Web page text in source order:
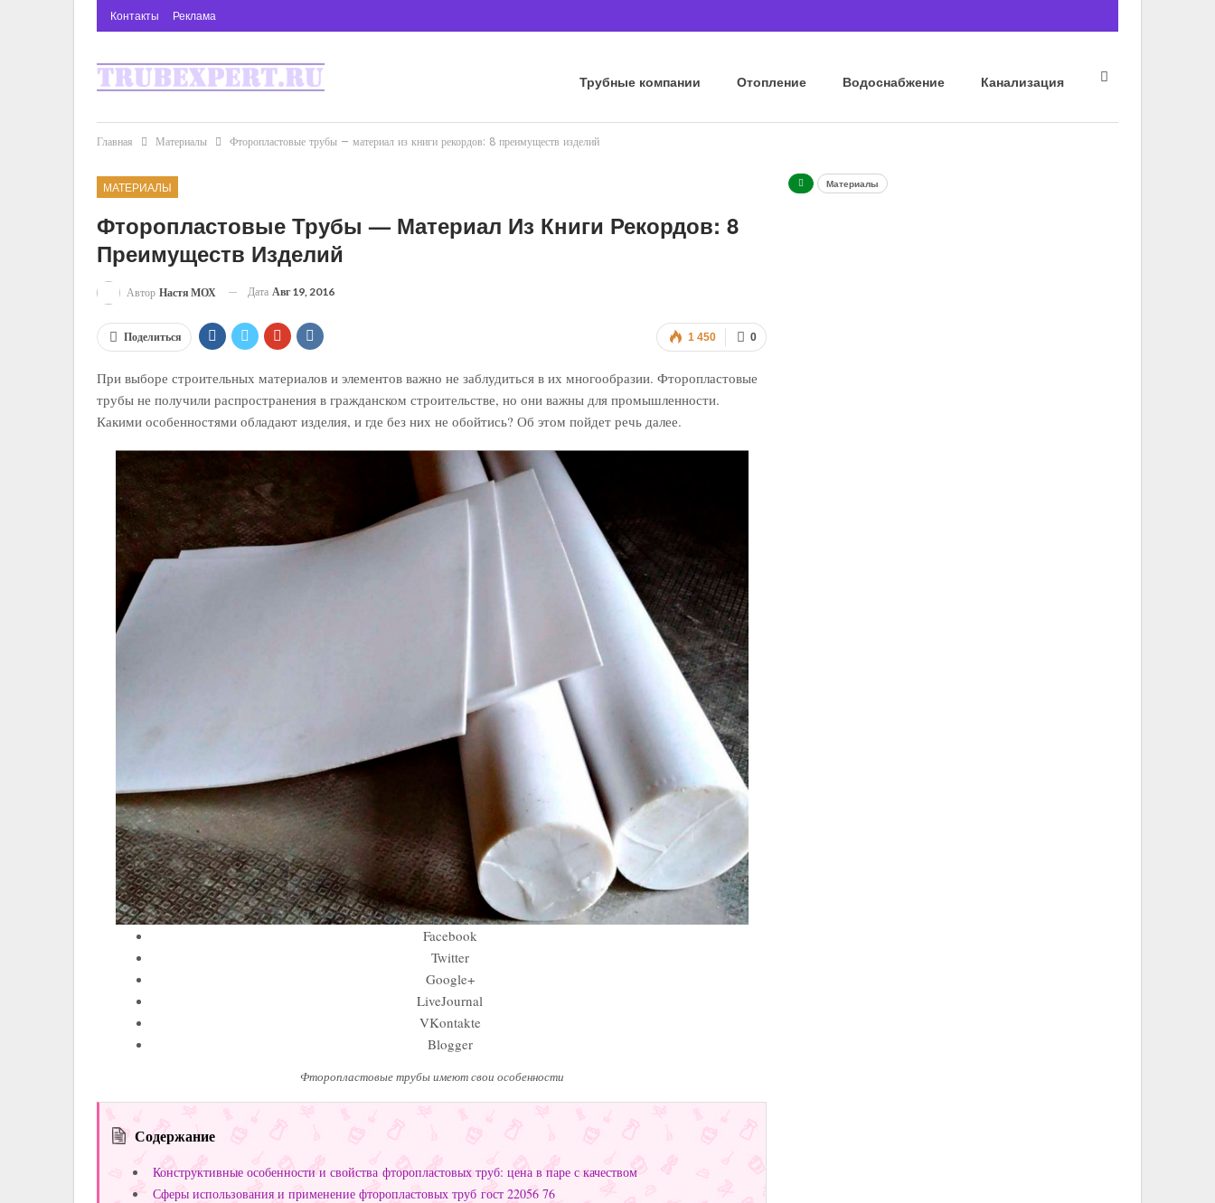
Контакты Реклама
Трубные компании Отопление Водоснабжение Канализация
Главная Материалы Фторопластовые трубы — материал из книги рекордов: 8 преимуществ изделий
МАТЕРИАЛЫ
Фторопластовые Трубы — Материал Из Книги Рекордов: 8
Преимуществ Изделий
Автор Настя МОХ Дата Авг 19, 2016
0
1 450
Поделиться
При выборе строительных материалов и элементов важно не заблудиться в их многообразии. Фторопластовые
трубы не получили распространения в гражданском строительстве, но они важны для промышленности.
Какими особенностями обладают изделия, и где без них не обойтись? Об этом пойдет речь далее.
Facebook
Twitter
Google+
LiveJournal
VKontakte
Blogger
Фторопластовые трубы имеют свои особенности
Содержание
Конструктивные особенности и свойства фторопластовых труб: цена в паре с качеством
Сферы использования и применение фторопластовых труб гост 22056 76
Материалы